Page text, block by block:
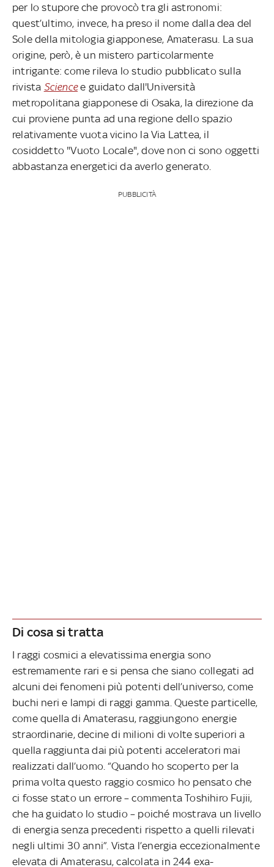
per lo stupore che provocò tra gli astronomi:
quest’ultimo, invece, ha preso il nome dalla dea del
Sole della mitologia giapponese, Amaterasu. La sua
origine, però, è un mistero particolarmente
intrigante: come rileva lo studio pubblicato sulla
rivista Sciencee guidato dall'Università
metropolitana giapponese di Osaka, la direzione da
cui proviene punta ad una regione dello spazio
relativamente vuota vicino la Via Lattea, il
cosiddetto "Vuoto Locale", dove non ci sono oggetti
abbastanza energetici da averlo generato.
PUBBLICITÀ
Di cosa si tratta
I raggi cosmici a elevatissima energia sono
estremamente rari e si pensa che siano collegati ad
alcuni dei fenomeni più potenti dell’universo, come
buchi neri e lampi di raggi gamma. Queste particelle,
come quella di Amaterasu, raggiungono energie
straordinarie, decine di milioni di volte superiori a
quella raggiunta dai più potenti acceleratori mai
realizzati dall’uomo. “Quando ho scoperto per la
prima volta questo raggio cosmico ho pensato che
ci fosse stato un errore – commenta Toshihiro Fujii,
che ha guidato lo studio – poiché mostrava un livello
di energia senza precedenti rispetto a quelli rilevati
negli ultimi 30 anni”. Vista l’energia eccezionalmente
elevata di Amaterasu, calcolata in 244 exa-